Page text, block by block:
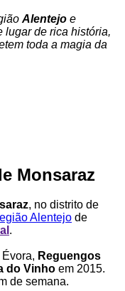
Alentejo e
lugar de rica história,
toda a magia da
Monsaraz
, no distrito de
Alentejo de
.
Reguengos
do Vinho em 2015.
de semana.